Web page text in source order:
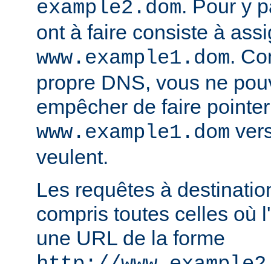
example2.dom. Pour y
ont à faire consiste à
www.example1.dom.
propre DNS, vous ne
empêcher de faire
www.example1.dom
veulent.
Les requêtes à
compris toutes celles où
une URL de la forme